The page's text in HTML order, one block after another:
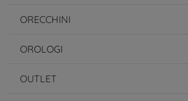
ORECCHINI
OROLOGI
OUTLET